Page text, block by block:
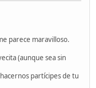
parece maravilloso.
(aunque sea sin
partícipes de tu